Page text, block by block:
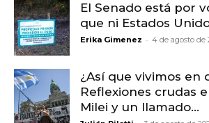
El Senado está por
que ni Estados
Erika Gimenez - 4 de agosto de
¿Así que vivimos en
Reflexiones crudas
Milei y un llamado...